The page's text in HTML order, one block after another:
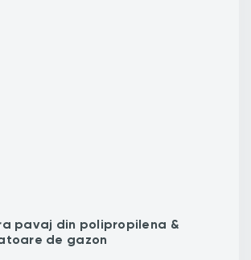
pavaj din polipropilena &
de gazon